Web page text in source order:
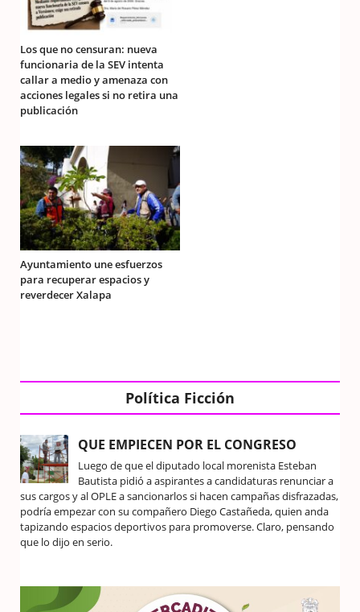
Los que no censuran: nueva
funcionaria de la SEV intenta
callar a medio y amenaza con
acciones legales si no retira una
publicación
Ayuntamiento une esfuerzos
para recuperar espacios y
reverdecer Xalapa
Política Ficción
QUE EMPIECEN POR EL CONGRESO
Luego de que el diputado local morenista Esteban
Bautista pidió a aspirantes a candidaturas renunciar a
sus cargos y al OPLE a sancionarlos si hacen campañas disfrazadas,
podría empezar con su compañero Diego Castañeda, quien anda
tapizando espacios deportivos para promoverse. Claro, pensando
que lo dijo en serio.